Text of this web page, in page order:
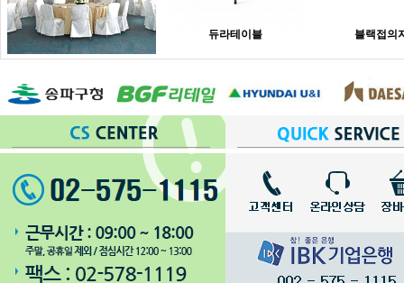
듀라테이블 블랙접의